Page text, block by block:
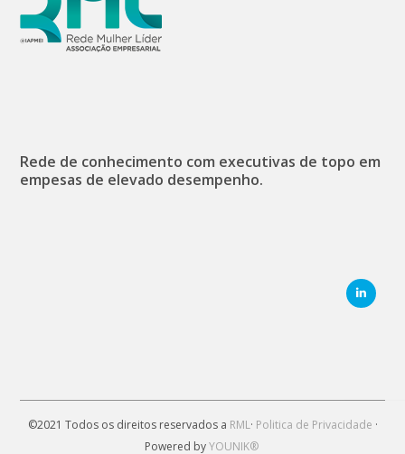
Rede de conhecimento com executivas de topo em
empesas de elevado desempenho.
©2021 Todos os direitos reservados a RML· Politica de Privacidade ·
Powered byYOUNIK®